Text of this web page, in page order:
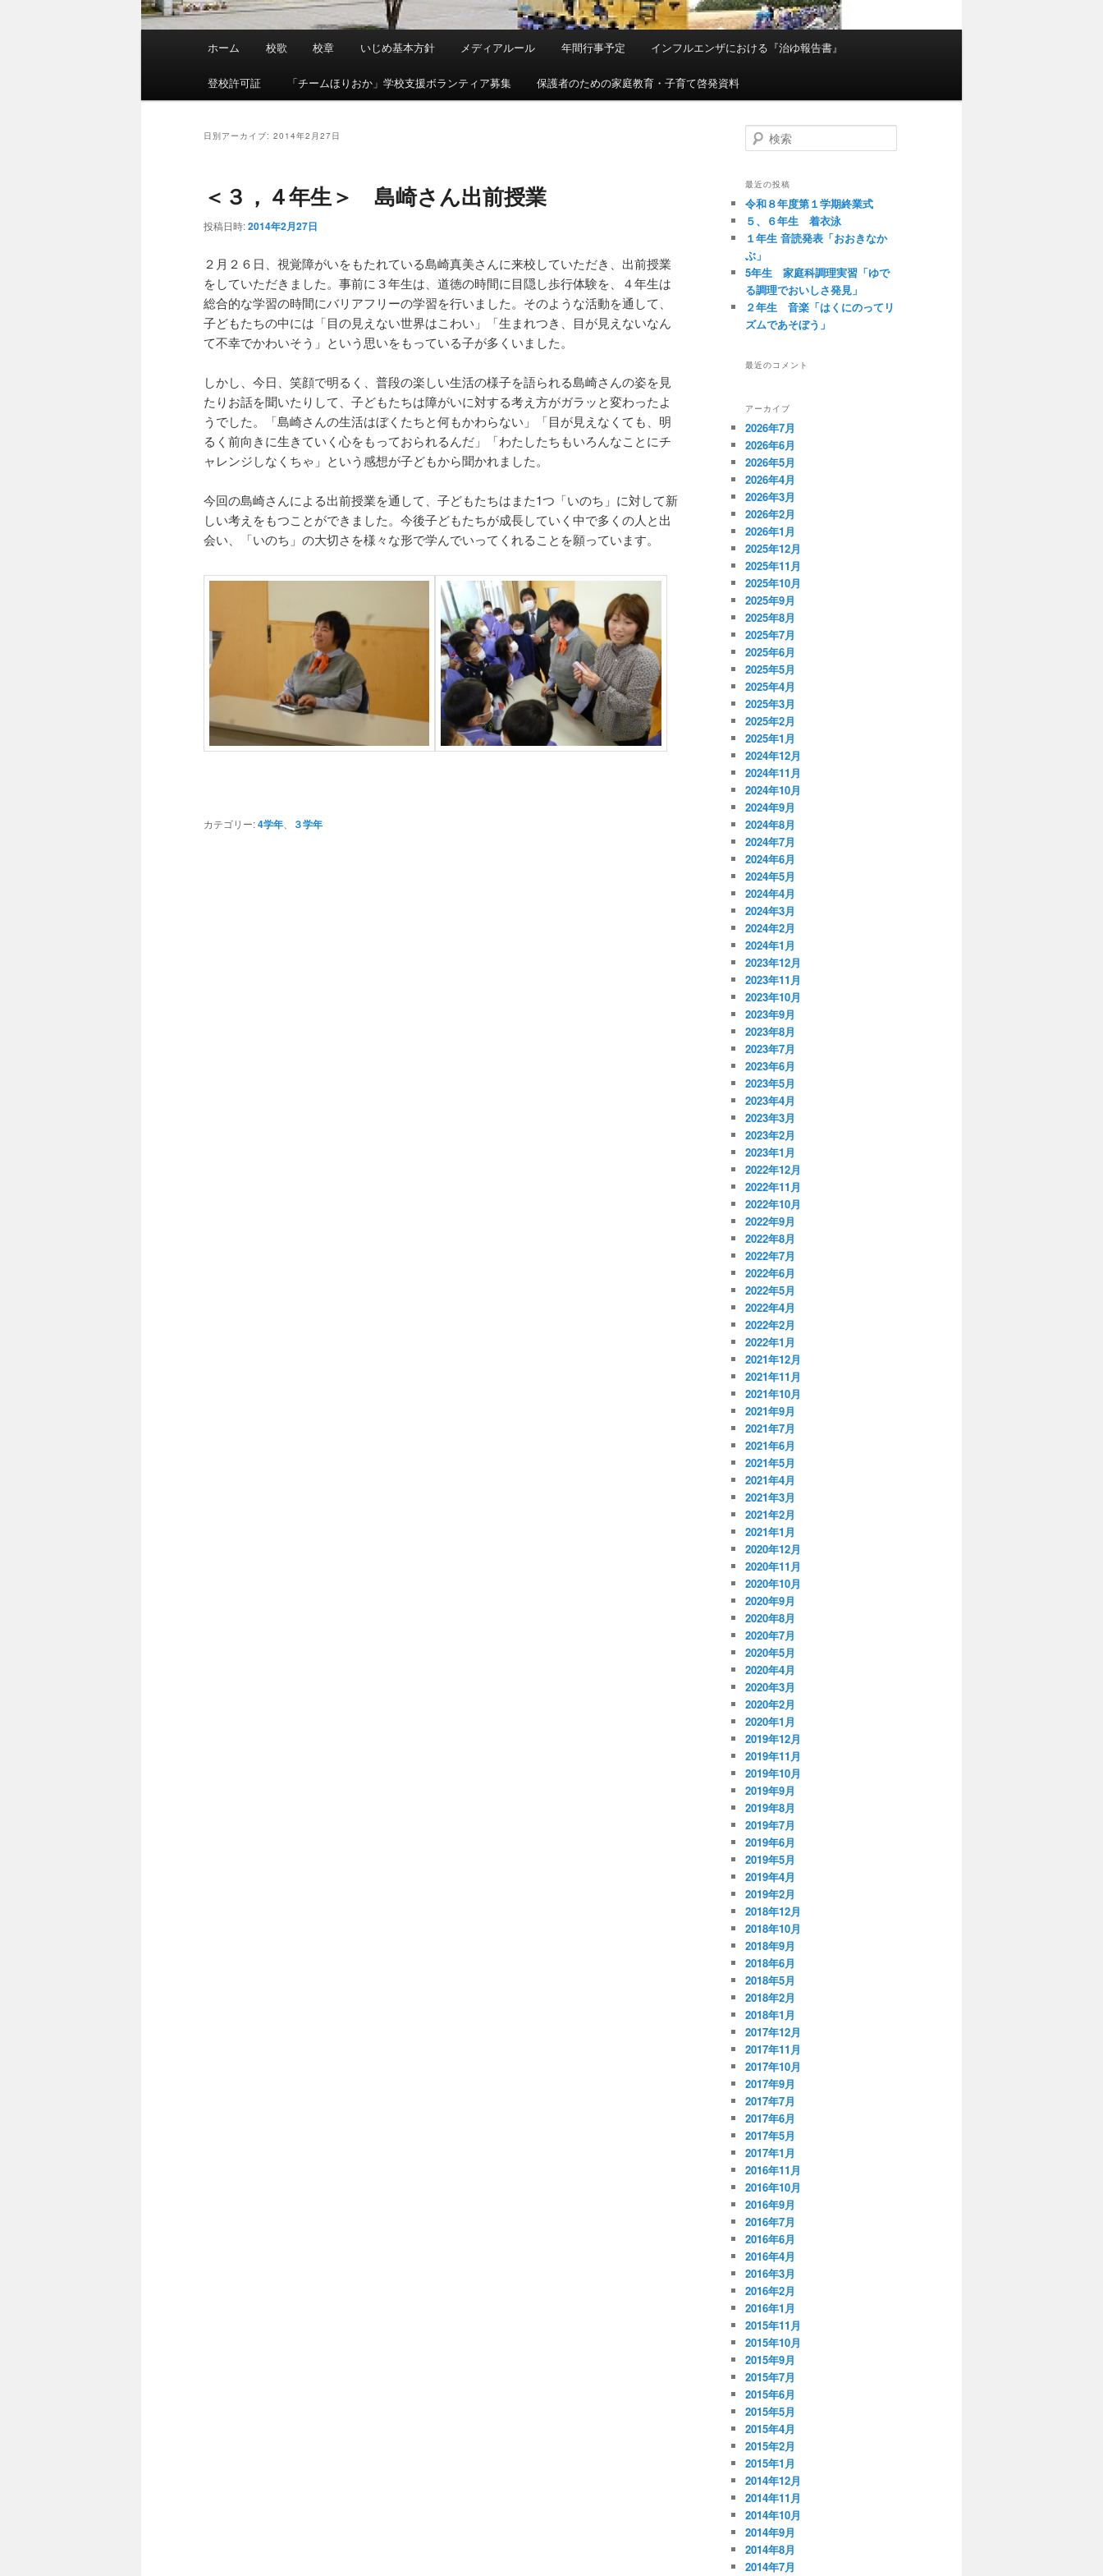
メ
ホーム 校歌 校章 いじめ基本方針 メディアルール 年間行事予定 インフルエンザにおける『治ゆ報告書』
登校許可証 「チームほりおか」学校支援ボランティア募集 保護者のための家庭教育・子育て啓発資料
日別アーカイブ: 2014年2月27日
＜３，４年生＞ 島崎さん出前授業
投稿日時:2014年2月27日
２月２６日、視覚障がいをもたれている島崎真美さんに来校していただき、出前授業
をしていただきました。事前に３年生は、道徳の時間に目隠し歩行体験を、４年生は
総合的な学習の時間にバリアフリーの学習を行いました。そのような活動を通して、
子どもたちの中には「目の見えない世界はこわい」「生まれつき、目が見えないなん
て不幸でかわいそう」という思いをもっている子が多くいました。
しかし、今日、笑顔で明るく、普段の楽しい生活の様子を語られる島崎さんの姿を見
たりお話を聞いたりして、子どもたちは障がいに対する考え方がガラッと変わったよ
うでした。「島崎さんの生活はぼくたちと何もかわらない」「目が見えなくても、明
るく前向きに生きていく心をもっておられるんだ」「わたしたちもいろんなことにチ
ャレンジしなくちゃ」という感想が子どもから聞かれました。
今回の島崎さんによる出前授業を通して、子どもたちはまた1つ「いのち」に対して新
しい考えをもつことができました。今後子どもたちが成長していく中で多くの人と出
会い、「いのち」の大切さを様々な形で学んでいってくれることを願っています。
カテゴリー:4学年 ３学年
検
索
最近の投稿
令和８年度第１学期終業式
５、６年生 着衣泳
１年生 音読発表「おおきなか
ぶ」
5年生 家庭科調理実習「ゆで
る調理でおいしさ発見」
２年生 音楽「はくにのってリ
ズムであそぼう」
最近のコメント
アーカイブ
2026年7月
2026年6月
2026年5月
2026年4月
2026年3月
2026年2月
2026年1月
2025年12月
2025年11月
2025年10月
2025年9月
2025年8月
2025年7月
2025年6月
2025年5月
2025年4月
2025年3月
2025年2月
2025年1月
2024年12月
2024年11月
2024年10月
2024年9月
2024年8月
2024年7月
2024年6月
2024年5月
2024年4月
2024年3月
2024年2月
2024年1月
2023年12月
2023年11月
2023年10月
2023年9月
2023年8月
2023年7月
2023年6月
2023年5月
2023年4月
2023年3月
2023年2月
2023年1月
2022年12月
2022年11月
2022年10月
2022年9月
2022年8月
2022年7月
2022年6月
2022年5月
2022年4月
2022年2月
2022年1月
2021年12月
2021年11月
2021年10月
2021年9月
2021年7月
2021年6月
2021年5月
2021年4月
2021年3月
2021年2月
2021年1月
2020年12月
2020年11月
2020年10月
2020年9月
2020年8月
2020年7月
2020年5月
2020年4月
2020年3月
2020年2月
2020年1月
2019年12月
2019年11月
2019年10月
2019年9月
2019年8月
2019年7月
2019年6月
2019年5月
2019年4月
2019年2月
2018年12月
2018年10月
2018年9月
2018年6月
2018年5月
2018年2月
2018年1月
2017年12月
2017年11月
2017年10月
2017年9月
2017年7月
2017年6月
2017年5月
2017年1月
2016年11月
2016年10月
2016年9月
2016年7月
2016年6月
2016年4月
2016年3月
2016年2月
2016年1月
2015年11月
2015年10月
2015年9月
2015年7月
2015年6月
2015年5月
2015年4月
2015年2月
2015年1月
2014年12月
2014年11月
2014年10月
2014年9月
2014年8月
2014年7月